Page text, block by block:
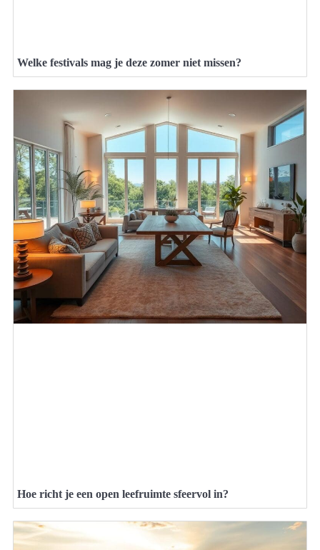
Welke festivals mag je deze zomer niet missen?
Hoe richt je een open leefruimte sfeervol in?